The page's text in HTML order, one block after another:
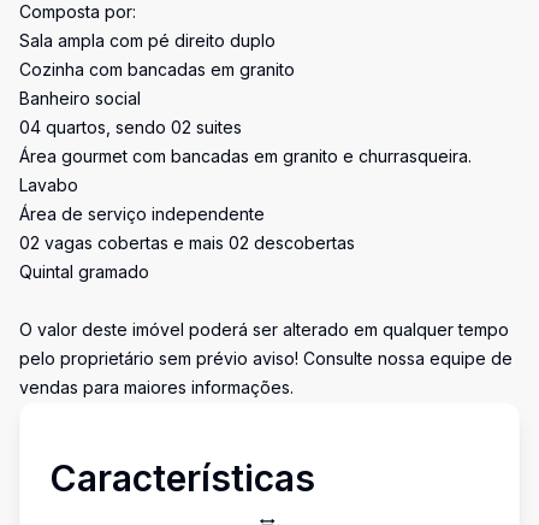
Composta por:
Sala ampla com pé direito duplo
Cozinha com bancadas em granito
Banheiro social
04 quartos, sendo 02 suites
Área gourmet com bancadas em granito e churrasqueira.
Lavabo
Área de serviço independente
02 vagas cobertas e mais 02 descobertas
Quintal gramado
O valor deste imóvel poderá ser alterado em qualquer tempo
pelo proprietário sem prévio aviso! Consulte nossa equipe de
vendas para maiores informações.
Características